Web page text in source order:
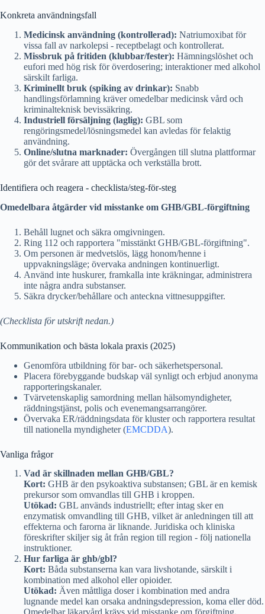
Konkreta användningsfall
Medicinsk användning (kontrollerad): Natriumoxibat för
vissa fall av narkolepsi - receptbelagt och kontrollerat.
Missbruk på fritiden (klubbar/fester): Hämningslöshet och
eufori med hög risk för överdosering; interaktioner med alkohol
särskilt farliga.
Kriminellt bruk (spiking av drinkar): Snabb
handlingsförlamning kräver omedelbar medicinsk vård och
kriminalteknisk bevissäkring.
Industriell försäljning (laglig): GBL som
rengöringsmedel/lösningsmedel kan avledas för felaktig
användning.
Online/slutna marknader: Övergången till slutna plattformar
gör det svårare att upptäcka och verkställa brott.
Identifiera och reagera - checklista/steg-för-steg
Omedelbara åtgärder vid misstanke om GHB/GBL-förgiftning
Behåll lugnet och säkra omgivningen.
Ring 112 och rapportera "misstänkt GHB/GBL-förgiftning".
Om personen är medvetslös, lägg honom/henne i
uppvakningsläge; övervaka andningen kontinuerligt.
Använd inte huskurer, framkalla inte kräkningar, administrera
inte några andra substanser.
Säkra drycker/behållare och anteckna vittnesuppgifter.
(Checklista för utskrift nedan.)
Kommunikation och bästa lokala praxis (2025)
Genomföra utbildning för bar- och säkerhetspersonal.
Placera förebyggande budskap väl synligt och erbjud anonyma
rapporteringskanaler.
Tvärvetenskaplig samordning mellan hälsomyndigheter,
räddningstjänst, polis och evenemangsarrangörer.
Övervaka ER/räddningsdata för kluster och rapportera resultat
till nationella myndigheter (EMCDDA).
Vanliga frågor
Vad är skillnaden mellan GHB/GBL?
Kort: GHB är den psykoaktiva substansen; GBL är en kemisk
prekursor som omvandlas till GHB i kroppen.
Utökad: GBL används industriellt; efter intag sker en
enzymatisk omvandling till GHB, vilket är anledningen till att
effekterna och farorna är liknande. Juridiska och kliniska
föreskrifter skiljer sig åt från region till region - följ nationella
instruktioner.
Hur farliga är ghb/gbl?
Kort: Båda substanserna kan vara livshotande, särskilt i
kombination med alkohol eller opioider.
Utökad: Även måttliga doser i kombination med andra
lugnande medel kan orsaka andningsdepression, koma eller död.